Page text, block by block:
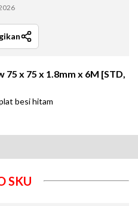
75 x 75 x 1.8mm x 6M [STD,
besi hitam
SKU